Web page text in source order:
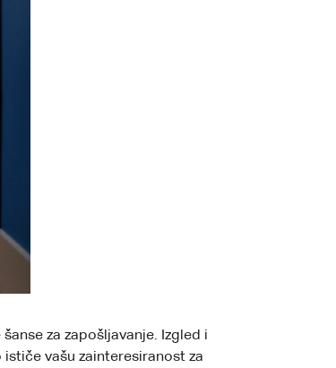
za zapošljavanje. Izgled i
vašu zainteresiranost za